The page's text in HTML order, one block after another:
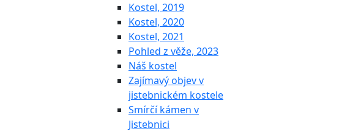
Kostel, 2019
Kostel, 2020
Kostel, 2021
Pohled z věže, 2023
Náš kostel
Zajímavý objev v
jistebnickém kostele
Smírčí kámen v
Jistebnici